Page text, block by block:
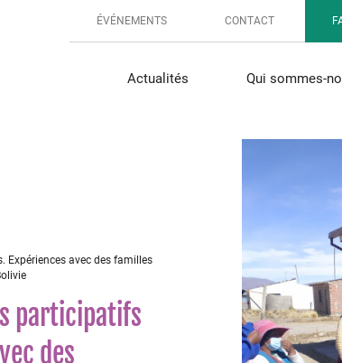
ÉVÉNEMENTS CONTACT
Actualités Qui sommes-
Expériences avec des familles
participatifs
des